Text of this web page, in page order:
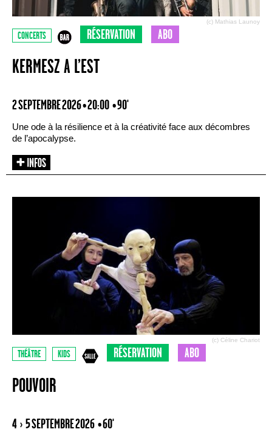
(c) Mathias Launoy
CONCERTS RÉSERVATION ABO
KERMESZ A L’EST
2 SEPTEMBRE 2026 • 20:00 • 90'
Une ode à la résilience et à la créativité face aux décombres
de l’apocalypse.
(c) Céline Chariot
THÉÂTRE KIDS RÉSERVATION ABO
POUVOIR
4 › 5 SEPTEMBRE 2026 • 60'